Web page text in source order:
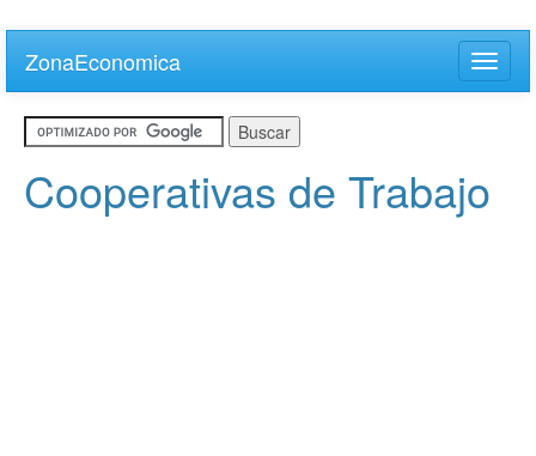
main
content
ZonaEconomica
Toggle
Cooperativas de Trabajo